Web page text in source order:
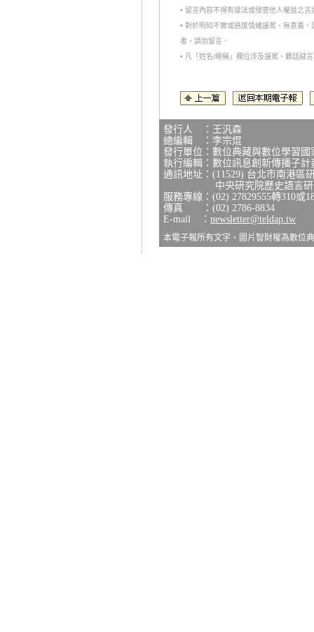
• 留言內容不得有違法或侵害他人權益之
• 對於明知不實或過度情緒謾罵、無意義
者，請勿留言。
• 凡「姓名/暱稱」欄位涉及謾罵、髒話穢
發行人 ：王汎森
總編輯 ：李宗焜
發行單位：數位典藏與數位學習
執行編輯：數位訊息創新傳播子計
通訊地址：(11529) 台北市南港區
中央研究院歷史語言研究
服務專線：(02) 27829555轉310或
傳真 ：(02) 2786-8834
E-mail ： newsletter@teldap.tw
本電子報所有文字、圖片智財權為數位